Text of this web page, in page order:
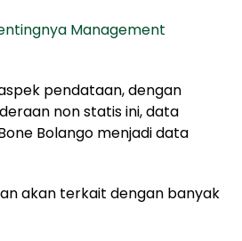
Management
pendataan, dengan
non statis ini, data
Bolango menjadi data
akan terkait dengan banyak